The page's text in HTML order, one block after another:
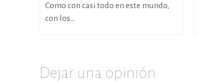
Como con casi todo en este mundo,
con los...
Dejar una opinión